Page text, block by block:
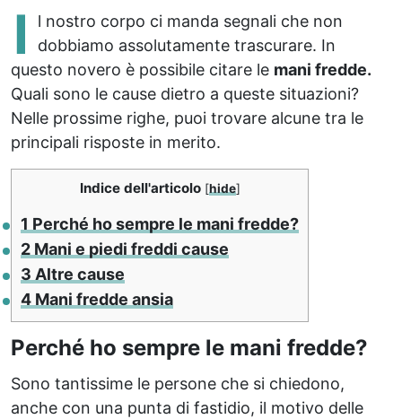
I
l nostro corpo ci manda segnali che non
dobbiamo assolutamente trascurare. In
questo novero è possibile citare le mani fredde.
Quali sono le cause dietro a queste situazioni?
Nelle prossime righe, puoi trovare alcune tra le
principali risposte in merito.
Indice dell'articolo [hide]
1 Perché ho sempre le mani fredde?
2 Mani e piedi freddi cause
3 Altre cause
4 Mani fredde ansia
Perché ho sempre le mani fredde?
Sono tantissime le persone che si chiedono,
anche con una punta di fastidio, il motivo delle